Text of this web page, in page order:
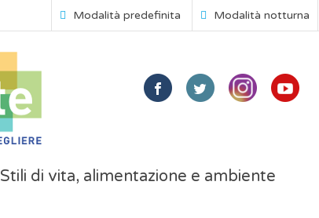
Modalità predefinita Modalità notturna
Stili di vita, alimentazione e ambiente